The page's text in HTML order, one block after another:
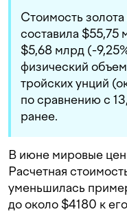
Стоимость
составила
$5,68 млрд (-
физический
тройских унций
по сравнению с
ранее.
В июне мировые
Расчетная
уменьшилась
до около $4180 к